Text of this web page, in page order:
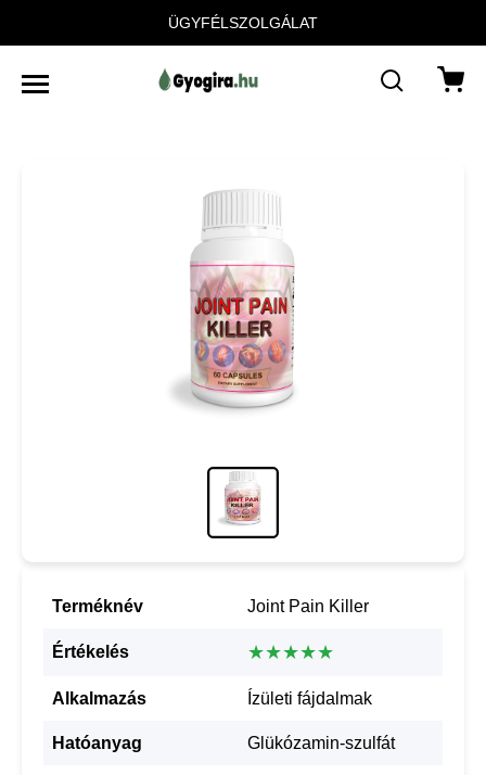
ÜGYFÉLSZOLGÁLAT
Terméknév Joint Pain Killer
Értékelés ★★★★★
Alkalmazás Ízületi fájdalmak
Hatóanyag Glükózamin-szulfát